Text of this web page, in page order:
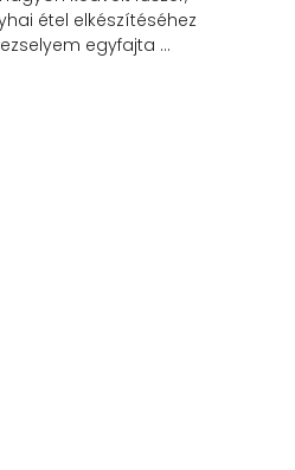
étel elkészítéséhez
egyfajta …